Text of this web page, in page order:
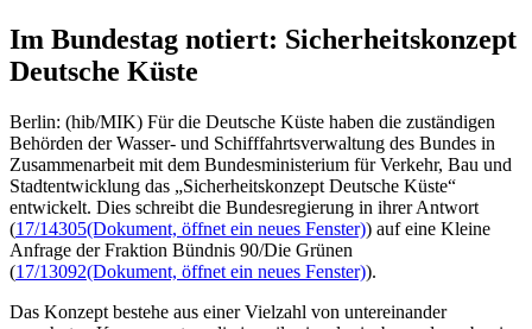
Im Bundestag notiert: Sicherheitskonzept
Deutsche Küste
Berlin: (hib/MIK) Für die Deutsche Küste haben die zuständigen
Behörden der Wasser- und Schifffahrtsverwaltung des Bundes in
Zusammenarbeit mit dem Bundesministerium für Verkehr, Bau und
Stadtentwicklung das „Sicherheitskonzept Deutsche Küste“
entwickelt. Dies schreibt die Bundesregierung in ihrer Antwort
(17/14305(Dokument, öffnet ein neues Fenster)) auf eine Kleine
Anfrage der Fraktion Bündnis 90/Die Grünen
(17/13092(Dokument, öffnet ein neues Fenster)).
Das Konzept bestehe aus einer Vielzahl von untereinander